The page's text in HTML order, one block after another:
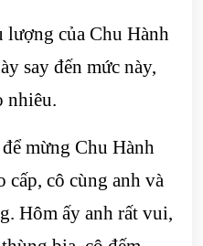
lượng của Chu Hành
say đến mức này,
nhiêu.
mừng Chu Hành
cấp, cô cùng anh và
Hôm ấy anh rất vui,